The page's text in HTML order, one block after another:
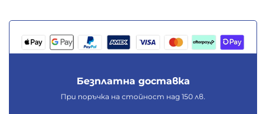
Безплатна доставка
При поръчка на стойност над 150 лв.